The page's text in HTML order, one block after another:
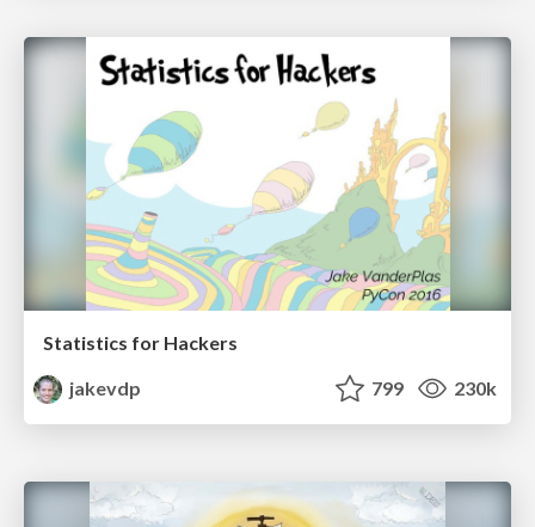
Statistics for Hackers
jakevdp
799 230k